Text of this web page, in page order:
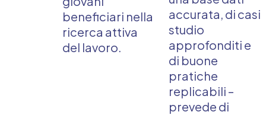
beneficiari nella
ricerca attiva
del lavoro.
accurata, di casi
studio
approfonditi e
di buone
pratiche
replicabili –
prevede di